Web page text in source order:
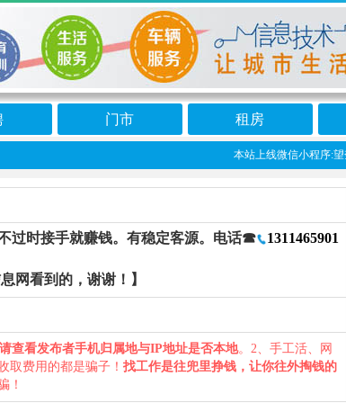
门市 租房
本站上线微信小程序:望
过时接手就赚钱。有稳定客源。电话☎
1311465901
网看到的，谢谢！】
请查看发布者手机归属地与IP地址是否本地。2、手工活、网
取费用的都是骗子！ 找工作是往兜里挣钱，让你往外掏钱的
！